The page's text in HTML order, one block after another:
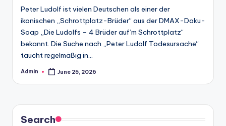
Peter Ludolf ist vielen Deutschen als einer der
ikonischen „Schrottplatz-Brüder“ aus der DMAX-Doku-
Soap „Die Ludolfs – 4 Brüder auf’m Schrottplatz“
bekannt. Die Suche nach „Peter Ludolf Todesursache“
taucht regelmäßig in…
Posted
Admin June 25, 2026
Search